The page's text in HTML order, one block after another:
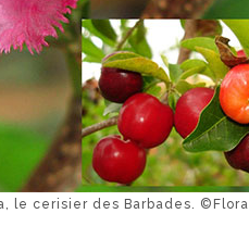
le cerisier des Barbades. ©Flora